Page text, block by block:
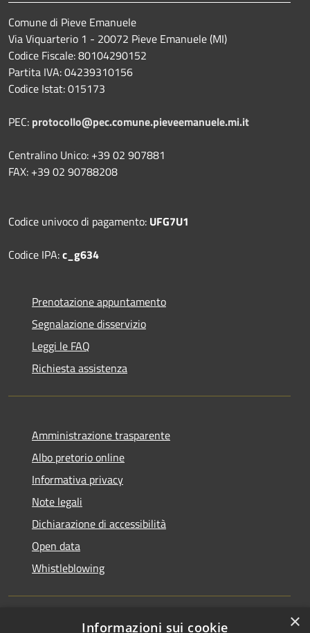
Comune di Pieve Emanuele
Via Viquarterio 1 - 20072 Pieve Emanuele (MI)
Codice Fiscale: 80104290152
Partita IVA: 04239310156
Codice Istat: 015173
PEC: protocollo@pec.comune.pieveemanuele.mi.it
Centralino Unico: +39 02 907881
FAX: +39 02 90788208
Codice univoco di pagamento: UFG7U1
Codice IPA:c_g634
Prenotazione appuntamento
Segnalazione disservizio
Leggi le FAQ
Richiesta assistenza
Amministrazione trasparente
Albo pretorio online
Informativa privacy
Note legali
Dichiarazione di accessibilità
Open data
Whistleblowing
×
Informazioni sui cookie